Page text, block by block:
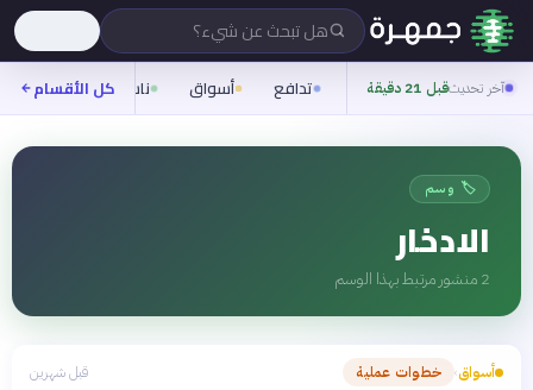
هل تبحث عن شيء؟
آخر تحديثقبل 21 دقيقة تدافع أسواق ناس روح
كل الأقسام
🏷️ وسم
الادخار
2 منشور مرتبط بهذا الوسم
أسواق› خطوات عملية قبل شهرين